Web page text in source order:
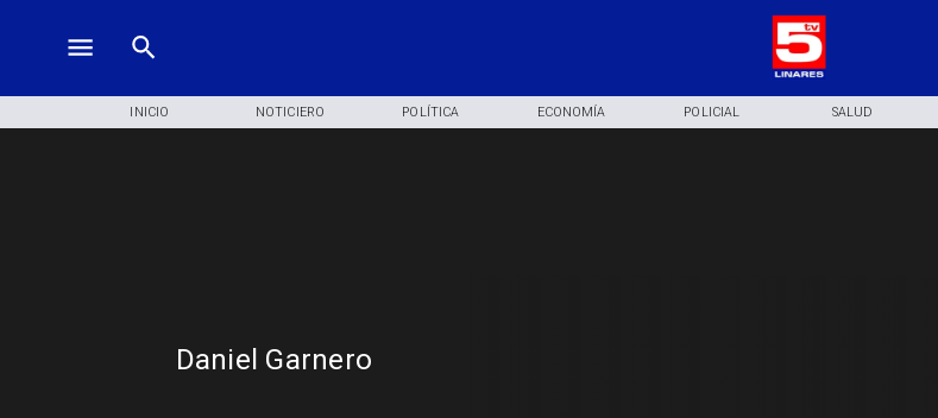
INICIO NOTICIERO POLÍTICA ECONOMÍA POLICIAL SALUD
Daniel Garnero